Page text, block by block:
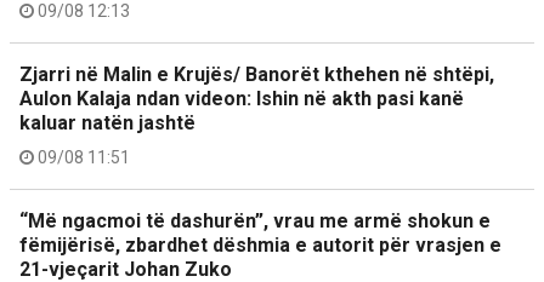
09/08 12:13
Zjarri në Malin e Krujës/ Banorët kthehen në shtëpi,
Aulon Kalaja ndan videon: Ishin në akth pasi kanë
kaluar natën jashtë
09/08 11:51
“Më ngacmoi të dashurën”, vrau me armë shokun e
fëmijërisë, zbardhet dëshmia e autorit për vrasjen e
21-vjeçarit Johan Zuko